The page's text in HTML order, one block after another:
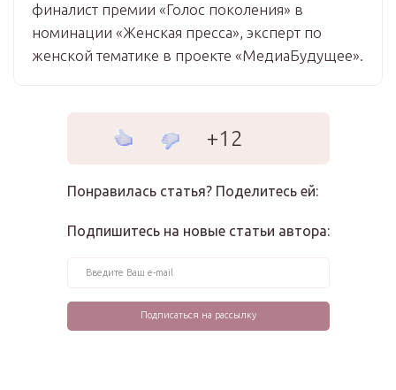
финалист премии «Голос поколения» в
номинации «Женская пресса», эксперт по
женской тематике в проекте «МедиаБудущее».
+12
Понравилась статья? Поделитесь ей:
Подпишитесь на новые статьи автора: